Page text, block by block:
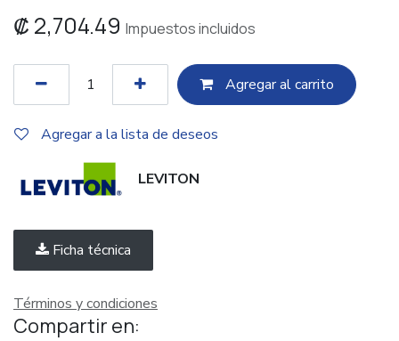
₡ 2,704.49 Impuestos incluidos
Agregar al c​​arrito
Agregar a la lista de deseos
LEVITON
Ficha técnica
Términos y condiciones
Compartir en: